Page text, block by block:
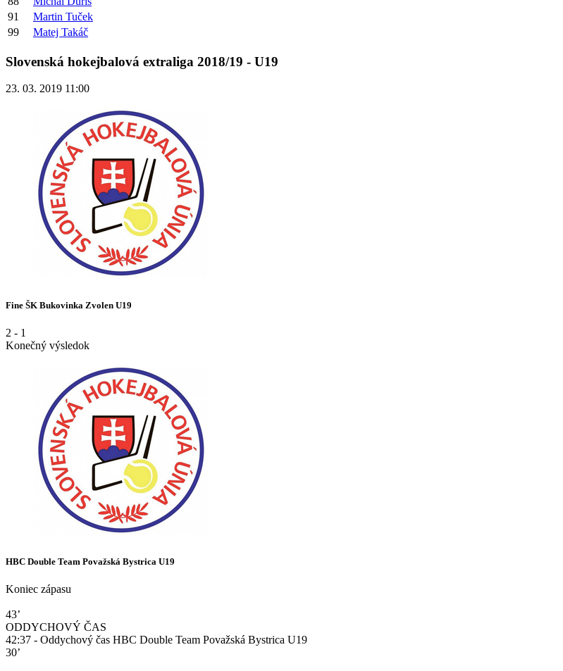
91
Martin Tuček
99
Matej Takáč
Slovenská hokejbalová extraliga 2018/19 - U19
23. 03. 2019 11:00
Fine ŠK Bukovinka Zvolen U19
2 - 1
Konečný výsledok
HBC Double Team Považská Bystrica U19
Koniec zápasu
43’
ODDYCHOVÝ ČAS
42:37 - Oddychový čas HBC Double Team Považská Bystrica U19
30’